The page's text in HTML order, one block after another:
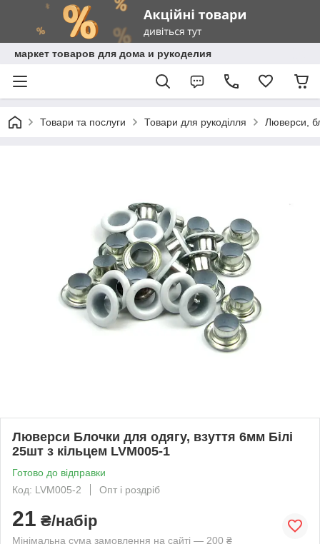
маркет товаров для дома и рукоделия
Товари та послуги Товари для рукоділля Люверси,
Люверси Блочки для одягу, взуття 6мм Білі
25шт з кільцем LVM005-1
Готово до відправки
Код: LVM005-2
Опт і роздріб
21 ₴/набір
Мінімальна сума замовлення на сайті — 200 ₴